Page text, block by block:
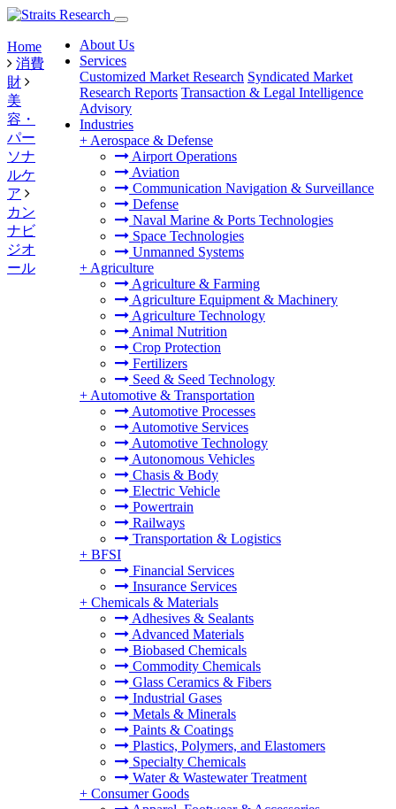
About Us
Services
Customized Market Research Syndicated Market
Research Reports Transaction & Legal Intelligence
Advisory
Industries
+ Aerospace & Defense
Airport Operations
Aviation
Communication Navigation & Surveillance
Defense
Naval Marine & Ports Technologies
Space Technologies
Unmanned Systems
+ Agriculture
Agriculture & Farming
Agriculture Equipment & Machinery
Agriculture Technology
Animal Nutrition
Crop Protection
Fertilizers
Seed & Seed Technology
+ Automotive & Transportation
Automotive Processes
Automotive Services
Automotive Technology
Autonomous Vehicles
Chasis & Body
Electric Vehicle
Powertrain
Railways
Transportation & Logistics
+ BFSI
Financial Services
Insurance Services
+ Chemicals & Materials
Adhesives & Sealants
Advanced Materials
Biobased Chemicals
Commodity Chemicals
Glass Ceramics & Fibers
Industrial Gases
Metals & Minerals
Paints & Coatings
Plastics, Polymers, and Elastomers
Specialty Chemicals
Water & Wastewater Treatment
+ Consumer Goods
Home
消費
財
美
容・
パー
ソナ
ルケ
ア
カン
ナビ
ジオ
ール